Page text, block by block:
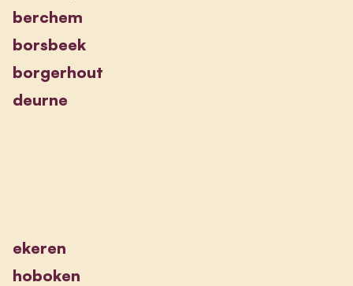
berchem
borsbeek
borgerhout
deurne
ekeren
hoboken